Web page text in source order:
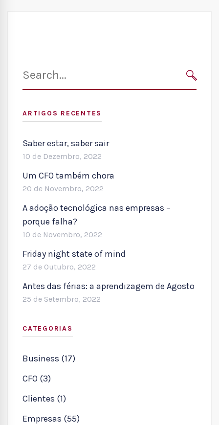
for:
ARTIGOS RECENTES
Saber estar, saber sair
10 de Dezembro, 2022
Um CFO também chora
20 de Novembro, 2022
A adoção tecnológica nas empresas –
porque falha?
10 de Novembro, 2022
Friday night state of mind
27 de Outubro, 2022
Antes das férias: a aprendizagem de Agosto
25 de Setembro, 2022
CATEGORIAS
Business (17)
CFO (3)
Clientes (1)
Empresas (55)